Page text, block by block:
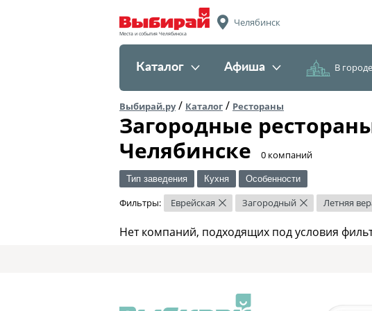
Места и события Челябинска
Челябинск
Каталог Афиша В городе
Выбирай.ру/ Каталог / Рестораны
Загородные
Челябинске
​0 компаний
Тип заведения Кухня Особенности
Фильтры: Еврейская × Загородный × Летняя
Нет компаний, подходящих под условия